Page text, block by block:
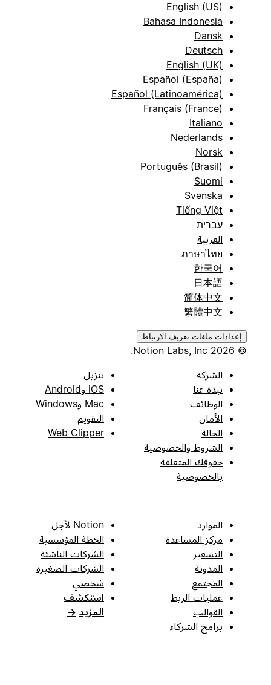
English (US)
Bahasa Indonesia
Dansk
Deutsch
English (UK)
Español (España)
Español (Latinoamérica)
Français (France)
Italiano
Nederlands
Norsk
Português (Brasil)
Suomi
Svenska
Tiếng Việt
עברית
العربية
ภาษาไทย
한국어
日本語
简体中文
繁體中文
إعدادات ملفات تعريف الارتباط
الشركة
نبذة عنا
الوظائف
الأمان
الحالة
الشروط والخصوصية
حقوقك المتعلقة
بالخصوصية
تنزيل
iOS وAndroid
Mac وWindows
التقويم
Web Clipper
الموارد
مركز المساعدة
التسعير
المدونة
المجتمع
عمليات الربط
القوالب
برامج الشركاء
Notion لأجل
الخطة المؤسسية
الشركات الناشئة
الشركات الصغيرة
شخصي
استكشف
المزيد →